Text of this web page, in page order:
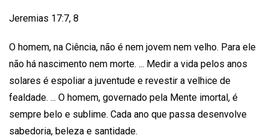
Jeremias 17:7, 8
O homem, na Ciência, não é nem jovem nem velho. Para ele
não há nascimento nem morte. ... Medir a vida pelos anos
solares é espoliar a juventude e revestir a velhice de
fealdade. ... O homem, governado pela Mente imortal, é
sempre belo e sublime. Cada ano que passa desenvolve
sabedoria, beleza e santidade.